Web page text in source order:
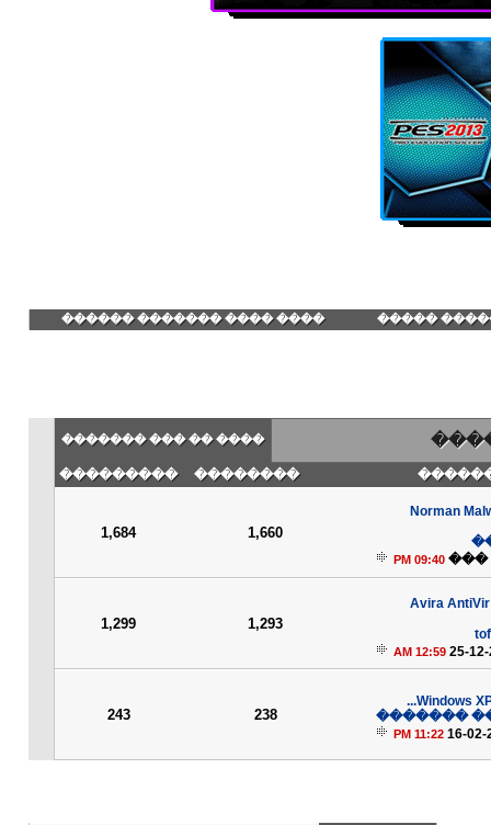
�������
���� ���� ������� ������
:
���� �� ��� �������
���
��������
���������
������ Norman
���
09:40 PM
1,660
1,684
������ Avira AntiVir
25-
12:59 AM
1,293
1,299
�����
16-02-
11:22 PM
238
243